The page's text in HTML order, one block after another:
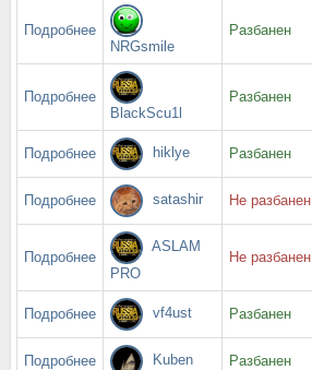
Подробнее
NRGsmile
Разбанен
Подробнее
BlackScu1l
Разбанен
Подробнее hiklye Разбанен
Подробнее satashir Не разбанен
Подробнее
ASLAM
PRO
Не разбанен
Подробнее vf4ust Разбанен
Подробнее Kuben Разбанен